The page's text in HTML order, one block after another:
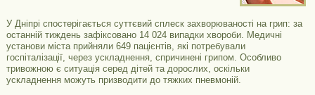
У Дніпрі спостерігається суттєвий сплеск захворюваності на грип: за
останній тиждень зафіксовано 14 024 випадки хвороби. Медичні
установи міста прийняли 649 пацієнтів, які потребували
госпіталізації, через ускладнення, спричинені грипом. Особливо
тривожною є ситуація серед дітей та дорослих, оскільки
ускладнення можуть призводити до тяжких пневмоній.